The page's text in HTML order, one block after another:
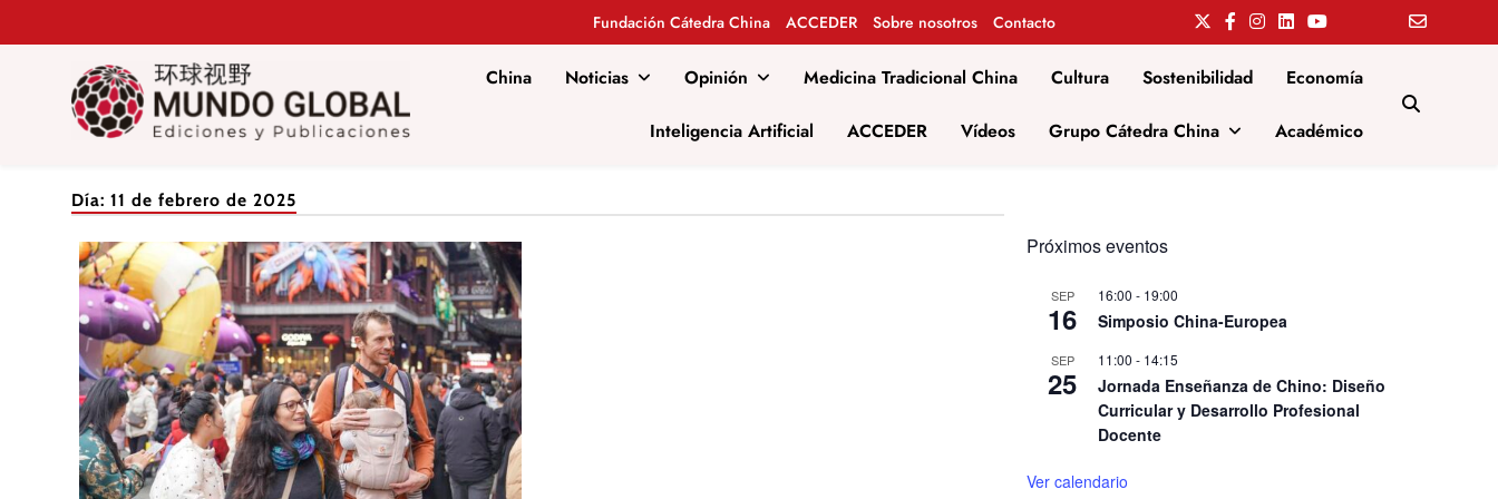
Fundación Cátedra China ACCEDER Sobre nosotros Contacto
Mundo Global
China Noticias Opinión Medicina Tradicional China Cultura Sostenibilidad Economía
Inteligencia Artificial ACCEDER Vídeos Grupo Cátedra China Académico
Día: 11 de febrero de 2025
Próximos eventos
SEP
16
16:00 - 19:00
Simposio China-Europea
SEP
25
11:00 - 14:15
Jornada Enseñanza de Chino: Diseño
Curricular y Desarrollo Profesional
Docente
Ver calendario